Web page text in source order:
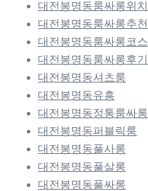
대전봉명동룸싸롱위치
대전봉명동룸싸롱추천
대전봉명동룸싸롱코스
대전봉명동룸싸롱후기
대전봉명동셔츠룸
대전봉명동유흥
대전봉명동정통룸싸롱
대전봉명동퍼블릭룸
대전봉명동풀사롱
대전봉명동풀살롱
대전봉명동풀싸롱